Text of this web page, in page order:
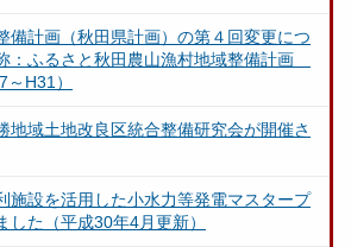
備計画（秋田県計画）の第４回変更につ
：ふるさと秋田農山漁村地域整備計画
H31）
地域土地改良区統合整備研究会が開催さ
施設を活用した小水力等発電マスタープ
した（平成30年4月更新）